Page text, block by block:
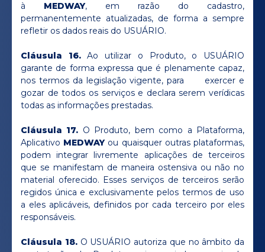
à MEDWAY, em razão do cadastro,
permanentemente atualizadas, de forma a sempre
refletir os dados reais do USUÁRIO.
Cláusula 16.Ao utilizar o Produto, o USUÁRIO
garante de forma expressa que é plenamente capaz,
nos termos da legislação vigente, para exercer e
gozar de todos os serviços e declara serem verídicas
todas as informações prestadas.
Cláusula 17. O Produto, bem como a Plataforma,
Aplicativo MEDWAY ou quaisquer outras plataformas,
podem integrar livremente aplicações de terceiros
que se manifestam de maneira ostensiva ou não no
material oferecido. Esses serviços de terceiros serão
regidos única e exclusivamente pelos termos de uso
a eles aplicáveis, definidos por cada terceiro por eles
responsáveis.
Cláusula 18. O USUÁRIO autoriza que no âmbito da